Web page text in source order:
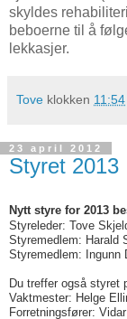
skyldes
beboerne til å
lekkasjer.
Tove klokken 11:54
23 april 2012
Styret 2013
Nytt styre for 2013
Styreleder: Tove
Styremedlem: Harald
Styremedlem: Ingunn
Du treffer også styret
Vaktmester: Helge
Forretningsfører: